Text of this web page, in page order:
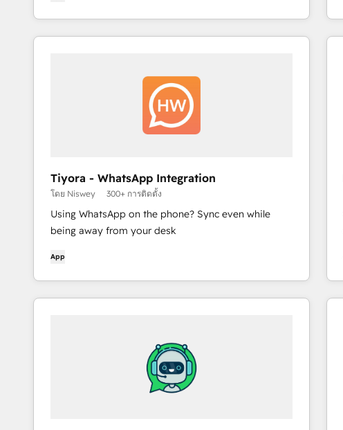
Tiyora - WhatsApp Integration
โดย Niswey 300+ การติดตั้ง
Using WhatsApp on the phone? Sync even while
being away from your desk
App